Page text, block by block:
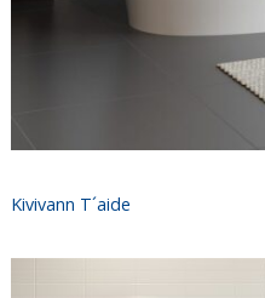
Kivivann T´aide